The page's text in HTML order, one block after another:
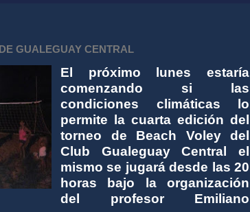
GUALEGUAY CENTRAL
El próximo lunes estaría
comenzando si las
condiciones climáticas lo
permite la cuarta edición del
torneo de Beach Voley del
Club Gualeguay Central el
mismo se jugará desde las 20
horas bajo la organización
del profesor Emiliano